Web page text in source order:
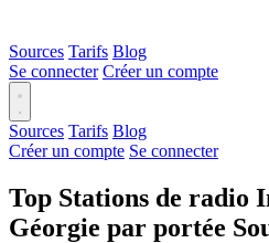
Sources Tarifs Blog
Se connecter Créer un compte
Sources Tarifs Blog
Créer un compte Se connecter
Top Stations de radio
Géorgie par portée